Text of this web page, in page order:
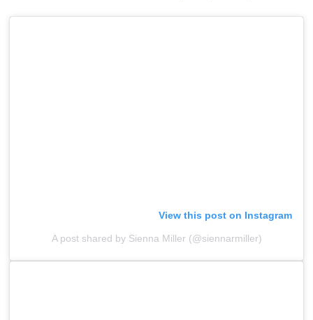
View this post on Instagram
A post shared by Sienna Miller (@siennarmiller)